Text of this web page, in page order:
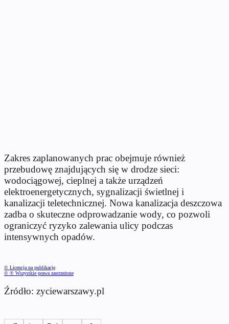
Zakres zaplanowanych prac obejmuje również
przebudowę znajdujących się w drodze sieci:
wodociągowej, cieplnej a także urządzeń
elektroenergetycznych, sygnalizacji świetlnej i
kanalizacji teletechnicznej. Nowa kanalizacja deszczowa
zadba o skuteczne odprowadzanie wody, co pozwoli
ograniczyć ryzyko zalewania ulicy podczas
intensywnych opadów.
© Licencja na publikację
© ℗ Wszystkie prawa zastrzeżone
Źródło: zyciewarszawy.pl